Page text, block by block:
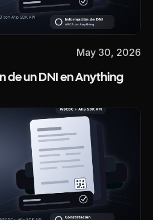
May 30, 2026
de un DNI en Anything